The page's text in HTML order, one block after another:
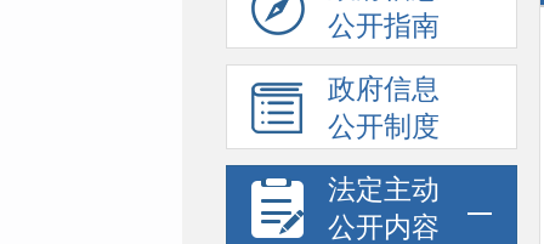
公开指南
政府信息
公开制度
法定主动
公开内容